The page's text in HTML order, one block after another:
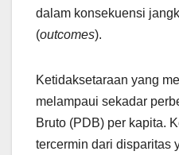
dalam konsekuensi
(outcomes).
Ketidaksetaraan yang
melampaui sekadar
Bruto (PDB) per kapita.
tercermin dari disparitas